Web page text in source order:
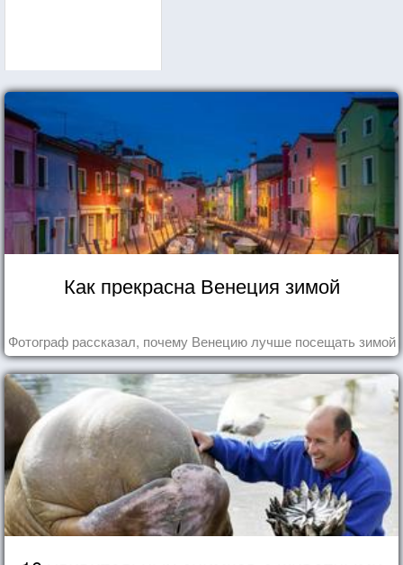
Как прекрасна Венеция зимой
Фотограф рассказал, почему Венецию лучше посещать зимой